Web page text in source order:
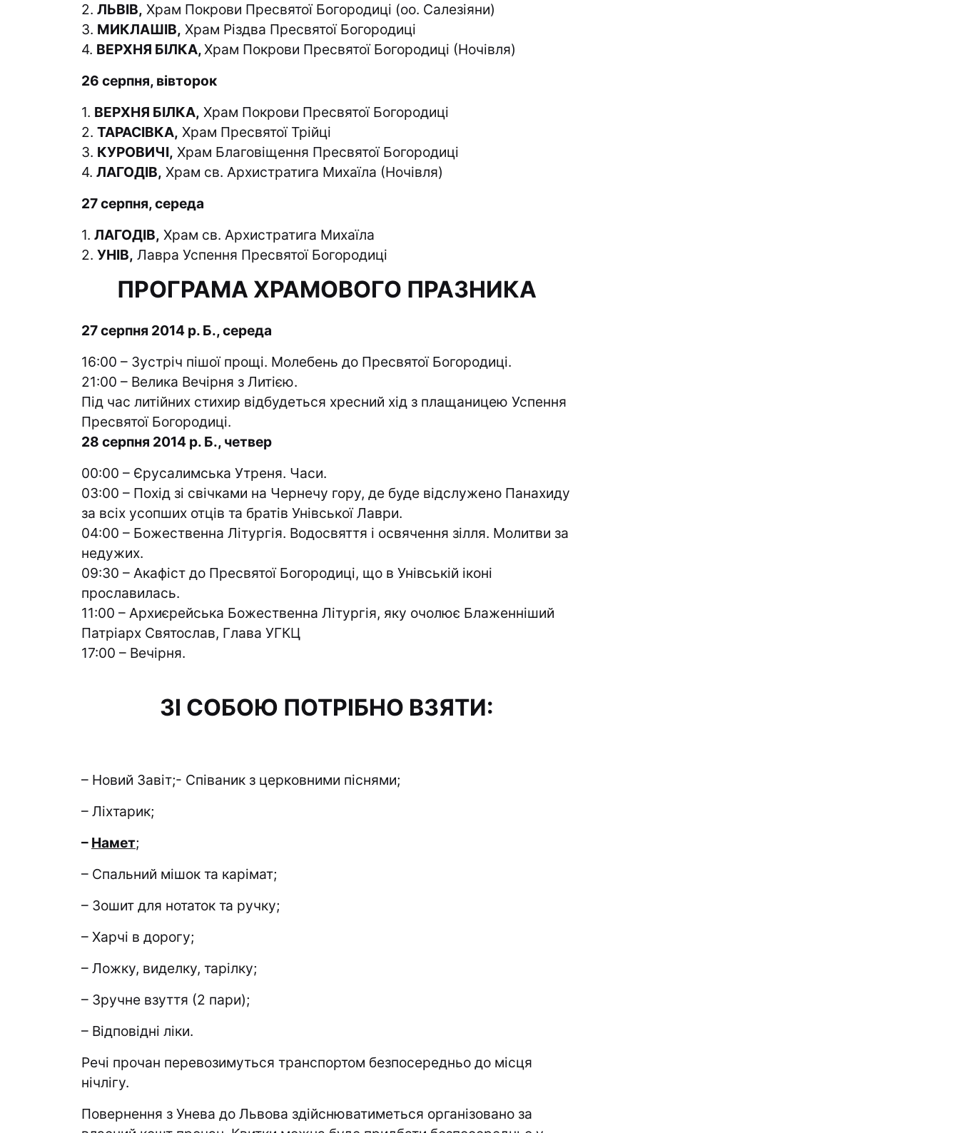
2. ЛЬВІВ, Храм Покрови Пресвятої Богородиці (оо. Салезіяни)
3. МИКЛАШІВ, Храм Різдва Пресвятої Богородиці
4. ВЕРХНЯ БІЛКА,Храм Покрови Пресвятої Богородиці (Ночівля)
26 серпня, вівторок
1. ВЕРХНЯ БІЛКА, Храм Покрови Пресвятої Богородиці
2. ТАРАСІВКА, Храм Пресвятої Трійці
3. КУРОВИЧІ, Храм Благовіщення Пресвятої Богородиці
4. ЛАГОДІВ, Храм св. Архистратига Михаїла (Ночівля)
27 серпня, середа
1. ЛАГОДІВ, Храм св. Архистратига Михаїла
2. УНІВ, Лавра Успення Пресвятої Богородиці
ПРОГРАМА ХРАМОВОГО ПРАЗНИКА
27 серпня 2014 р. Б., середа
16:00 – Зустріч пішої прощі. Молебень до Пресвятої Богородиці.
21:00 – Велика Вечірня з Литією.
Під час литійних стихир відбудеться хресний хід з плащаницею Успення
Пресвятої Богородиці.
28 серпня 2014 р. Б., четвер
00:00 – Єрусалимська Утреня. Часи.
03:00 – Похід зі свічками на Чернечу гору, де буде відслужено Панахиду
за всіх усопших отців та братів Унівської Лаври.
04:00 – Божественна Літургія. Водосвяття і освячення зілля. Молитви за
недужих.
09:30 – Акафіст до Пресвятої Богородиці, що в Унівській іконі
прославилась.
11:00 – Архиєрейська Божественна Літургія, яку очолює Блаженніший
Патріарх Святослав, Глава УГКЦ
17:00 – Вечірня.
ЗІ СОБОЮ ПОТРІБНО ВЗЯТИ:
– Новий Завіт;- Співаник з церковними піснями;
– Ліхтарик;
– Намет;
– Спальний мішок та карімат;
– Зошит для нотаток та ручку;
– Харчі в дорогу;
– Ложку, виделку, тарілку;
– Зручне взуття (2 пари);
– Відповідні ліки.
Речі прочан перевозимуться транспортом безпосередньо до місця
нічлігу.
Повернення з Унева до Львова здійснюватиметься організовано за